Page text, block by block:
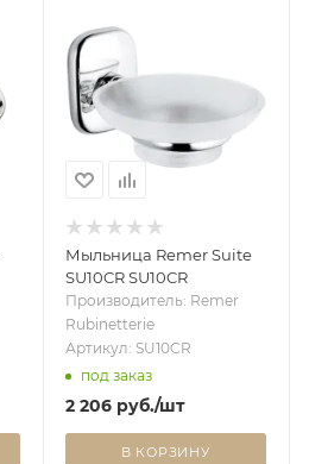
Мыльница Remer Suite
SU10CR SU10CR
Производитель: Remer
Rubinetterie
Артикул: SU10CR
под заказ
2 206руб./шт
В КОРЗИНУ